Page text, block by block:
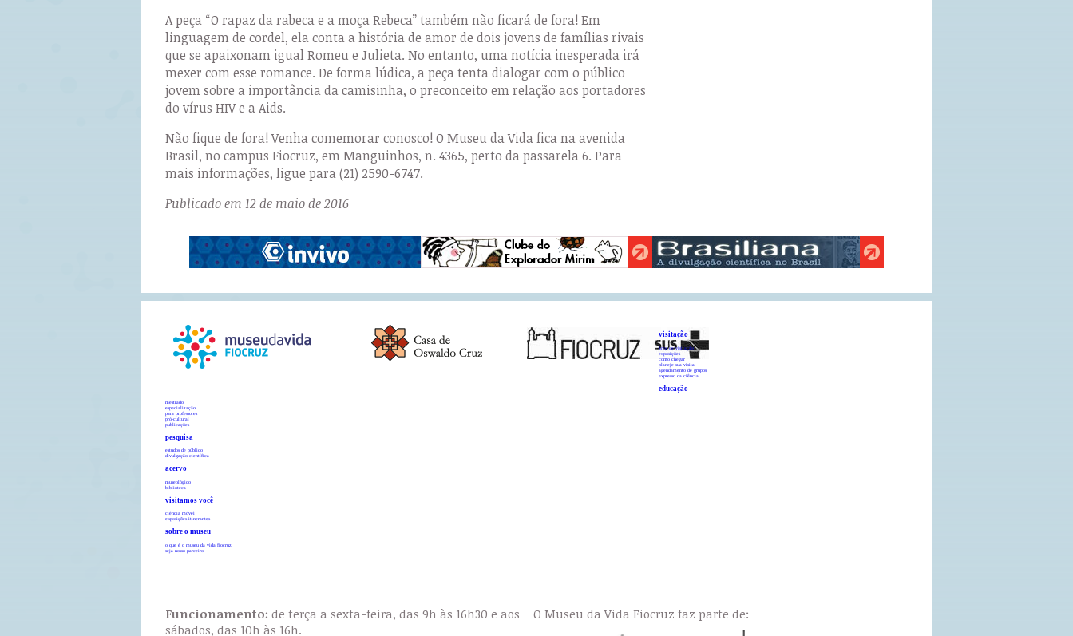
A peça “O rapaz da rabeca e a moça Rebeca” também não ficará de fora! Em
linguagem de cordel, ela conta a história de amor de dois jovens de famílias rivais
que se apaixonam igual Romeu e Julieta. No entanto, uma notícia inesperada irá
mexer com esse romance. De forma lúdica, a peça tenta dialogar com o público
jovem sobre a importância da camisinha, o preconceito em relação aos portadores
do vírus HIV e a Aids.
Não fique de fora! Venha comemorar conosco! O Museu da Vida fica na avenida
Brasil, no campus Fiocruz, em Manguinhos, n. 4365, perto da passarela 6. Para
mais informações, ligue para (21) 2590-6747.
Publicado em 12 de maio de 2016
visitação
área de visitação
exposições
como chegar
planeje sua visita
agendamento de grupos
expresso da ciência
educação
mestrado
especialização
para professores
pró-cultural
publicações
pesquisa
estudos de público
divulgação científica
acervo
museológico
biblioteca
visitamos você
ciência móvel
exposições itinerantes
sobre o museu
o que é o museu da vida fiocruz
seja nosso parceiro
Funcionamento: de terça a sexta-feira, das 9h às 16h30 e aos
sábados, das 10h às 16h.
O Museu da Vida Fiocruz faz parte de: